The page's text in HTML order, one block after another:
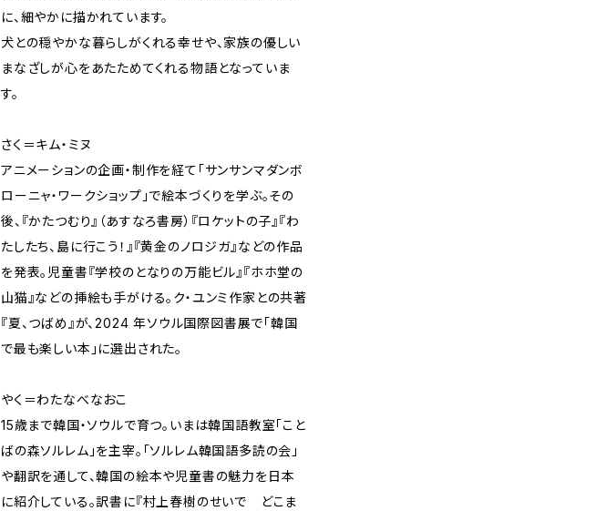
に、細やかに描かれています。
犬との穏やかな暮らしがくれる幸せや、家族の優しい
まなざしが心をあたためてくれる物語となっていま
す。
さく＝キム・ミヌ
アニメーションの企画・制作を経て「サンサンマダンボ
ローニャ・ワークショップ」で絵本づくりを学ぶ。その
後、『かたつむり』（あすなろ書房）『ロケットの子』『わ
たしたち、島に行こう！』『黄金のノロジガ』などの作品
を発表。児童書『学校のとなりの万能ビル』『ホホ堂の
山猫』などの挿絵も手がける。ク・ユンミ作家との共著
『夏、つばめ』が、2024 年ソウル国際図書展で「韓国
で最も楽しい本」に選出された。
やく＝わたなべなおこ
15歳まで韓国・ソウルで育つ。いまは韓国語教室「こと
ばの森ソルレム」を主宰。「ソルレム韓国語多読の会」
や翻訳を通して、韓国の絵本や児童書の魅力を日本
に紹介している。訳書に『村上春樹のせいで どこま